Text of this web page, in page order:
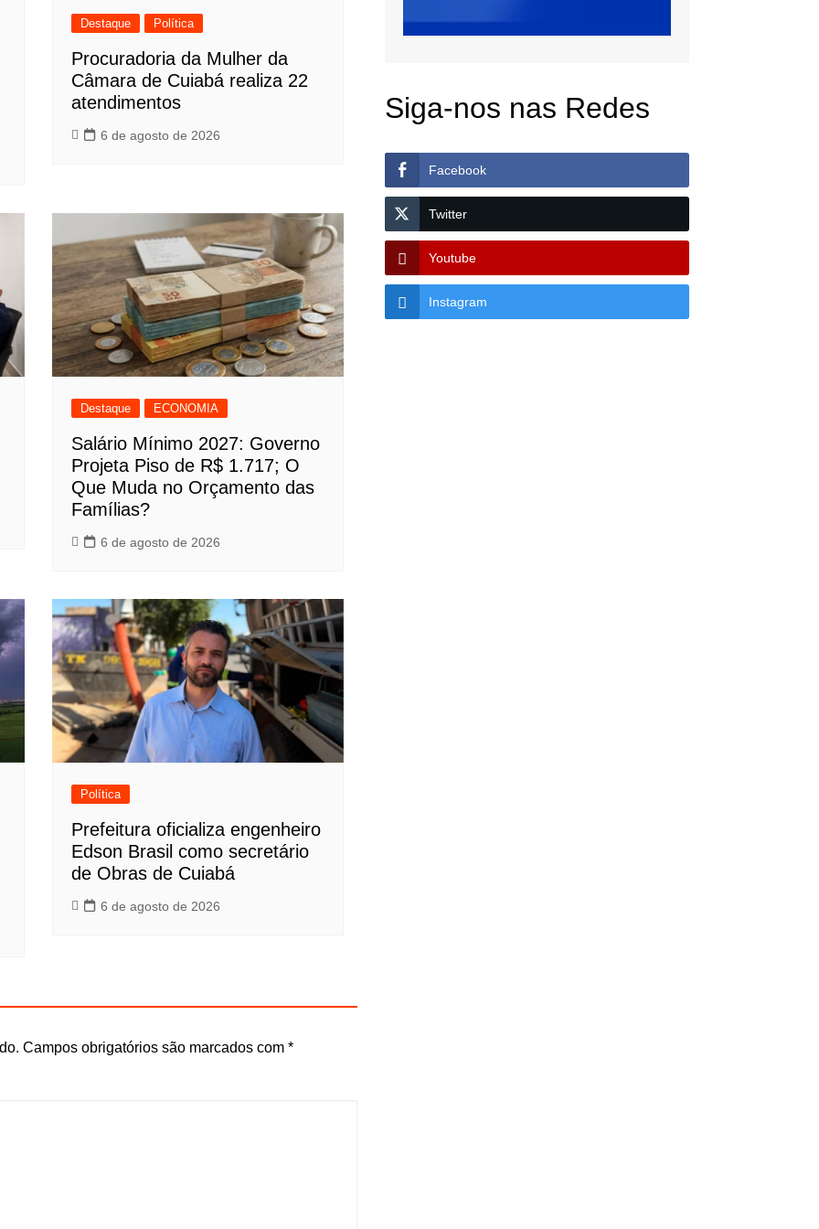
Destaque Política
Procuradoria da Mulher da
Câmara de Cuiabá realiza 22
atendimentos
6 de agosto de 2026
Destaque ECONOMIA
Salário Mínimo 2027: Governo
Projeta Piso de R$ 1.717; O
Que Muda no Orçamento das
Famílias?
6 de agosto de 2026
Política
Prefeitura oficializa engenheiro
Edson Brasil como secretário
de Obras de Cuiabá
6 de agosto de 2026
Campos obrigatórios são marcados com *
Siga-nos nas Redes
Facebook
Twitter
Youtube
Instagram